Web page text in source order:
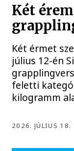
Két
Két érmet
július 12-én
feletti
kilogramm
2026. JÚLIUS 18.